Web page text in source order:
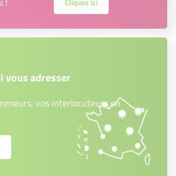
vous adresser
vos interlocuteurs en